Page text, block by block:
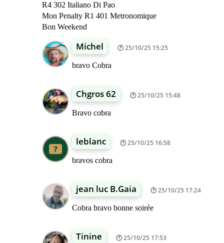
R4 302 Italiano Di Pao
Mon Penalty R1 401 Metronomique
Bon Weekend
Michel 25/10/25 15:25
bravo Cobra
Chgros 62 25/10/25 15:48
Bravo cobra
leblanc 25/10/25 16:58
bravos cobra
jean luc B.Gaia 25/10/25 17:24
Cobra bravo bonne soirée
Tinine 25/10/25 17:53